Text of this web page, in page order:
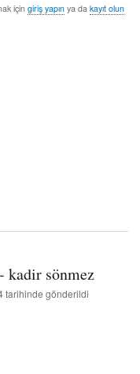
için giriş yapınya da kayıt olun
kadir sönmez
tarihinde gönderildi